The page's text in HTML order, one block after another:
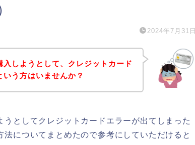
2024年7月31日
入しようとして、クレジットカード
う方はいませんか？
としてクレジットカードエラーが出てしまった
についてまとめたので参考にしていただけると